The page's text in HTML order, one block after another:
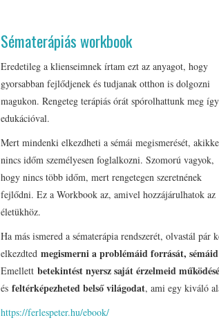
Sématerápiás workbook
Eredetileg a klienseimnek írtam ezt az anyagot, hogy
gyorsabban fejlődjenek és tudjanak otthon is dolgozni
magukon. Rengeteg terápiás órát spórolhattunk meg
edukációval.
Mert mindenki elkezdheti a sémái megismerését,
nincs időm személyesen foglalkozni. Szomorú vagyok,
hogy nincs több időm, mert rengetegen szeretnének
fejlődni. Ez a Workbook az, amivel hozzájárulhatok az
életükhöz.
Ha más ismered a sématerápia rendszerét, olvastál pár
elkezdted megismerni a problémáid forrását,
Emellett betekintést nyersz saját érzelmeid
és feltérképezheted belső világodat, ami egy kiváló
https://ferlespeter.hu/ebook/